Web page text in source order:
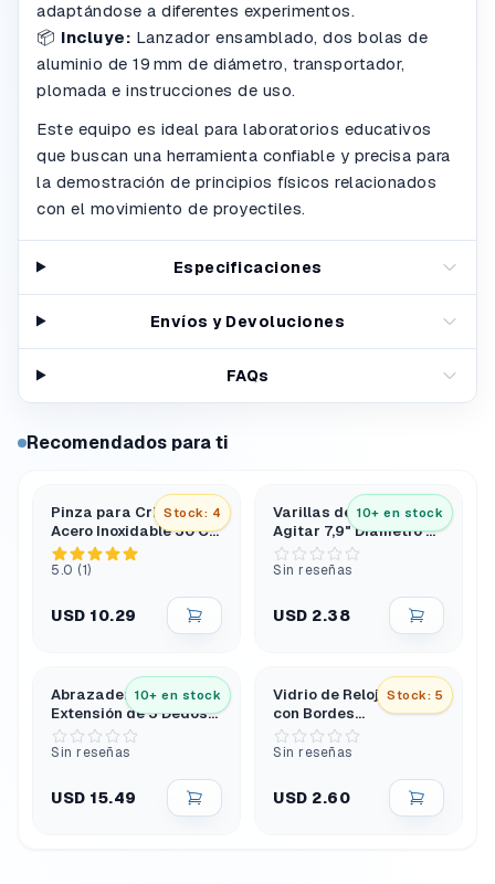
adaptándose a diferentes experimentos.
📦 Incluye: Lanzador ensamblado, dos bolas de
aluminio de 19 mm de diámetro, transportador,
plomada e instrucciones de uso.
Este equipo es ideal para laboratorios educativos
que buscan una herramienta confiable y precisa para
la demostración de principios físicos relacionados
con el movimiento de proyectiles.
Especificaciones
Envíos y Devoluciones
FAQs
Recomendados para ti
Stock: 4
Pinza para Crisol de
Acero Inoxidable 30 Cm
Tipo Arco Extra Larga
5.0 (1)
USD 10.29
10+ en stock
Varillas de Vidrio para
Agitar 7,9" Diámetro 6
Mm Extremos
Redondeados
Sin reseñas
USD 2.38
10+ en stock
Abrazadera de
Extensión de 3 Dedos
con Puntas de Pvc y
Cabezal Giratorio
Sin reseñas
USD 15.49
Stock: 5
Vidrio de Reloj 10 Cm
con Bordes
Esmerilados y Pulidos
Sin reseñas
USD 2.60